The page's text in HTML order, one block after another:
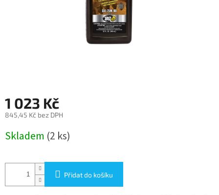
1 023 Kč
845,45 Kč bez DPH
cena:
Skladem (2 ks)
Přidat do košíku